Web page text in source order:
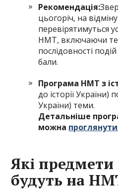
Рекомендація:
цьогоріч, на
перевірятимуться
НМТ, включаючи
послідовності
бали.
Програма НМТ з
до історії України)
України) теми.
Детальніше
можна
Які предмети
будуть на